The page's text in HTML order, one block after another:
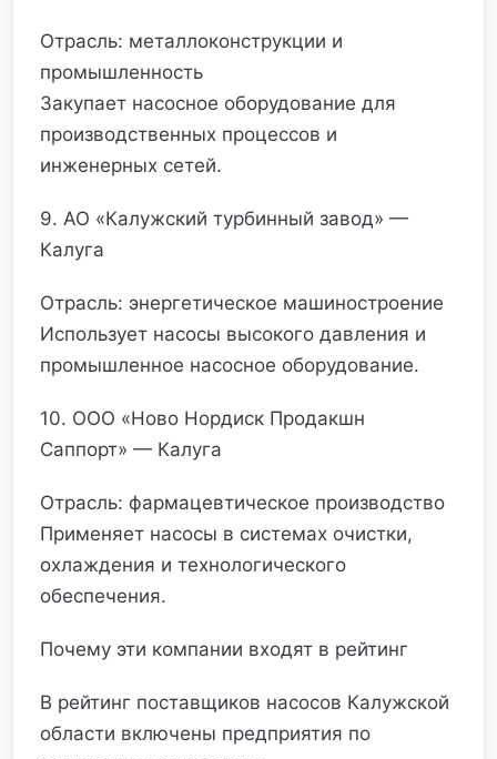
Отрасль: металлоконструкции и
промышленность
Закупает насосное оборудование для
производственных процессов и
инженерных сетей.
9. АО «Калужский турбинный завод» —
Калуга
Отрасль: энергетическое машиностроение
Использует насосы высокого давления и
промышленное насосное оборудование.
10. ООО «Ново Нордиск Продакшн
Саппорт» — Калуга
Отрасль: фармацевтическое производство
Применяет насосы в системах очистки,
охлаждения и технологического
обеспечения.
Почему эти компании входят в рейтинг
В рейтинг поставщиков насосов Калужской
области включены предприятия по